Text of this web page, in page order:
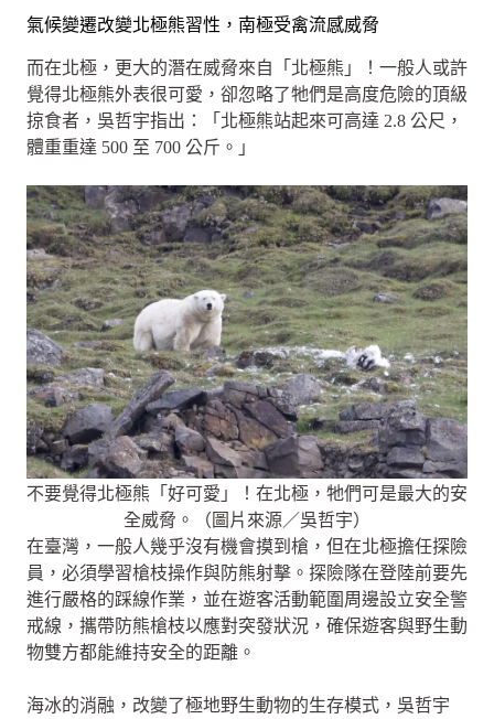
氣候變遷改變北極熊習性，南極受禽流感威脅
而在北極，更大的潛在威脅來自「北極熊」！一般人或許
覺得北極熊外表很可愛，卻忽略了牠們是高度危險的頂級
掠食者，吳哲宇指出：「北極熊站起來可高達 2.8 公尺，
體重重達 500 至 700 公斤。」
不要覺得北極熊「好可愛」！在北極，牠們可是最大的安
全威脅。（圖片來源／吳哲宇）
在臺灣，一般人幾乎沒有機會摸到槍，但在北極擔任探險
員，必須學習槍枝操作與防熊射擊。探險隊在登陸前要先
進行嚴格的踩線作業，並在遊客活動範圍周邊設立安全警
戒線，攜帶防熊槍枝以應對突發狀況，確保遊客與野生動
物雙方都能維持安全的距離。
海冰的消融，改變了極地野生動物的生存模式，吳哲宇